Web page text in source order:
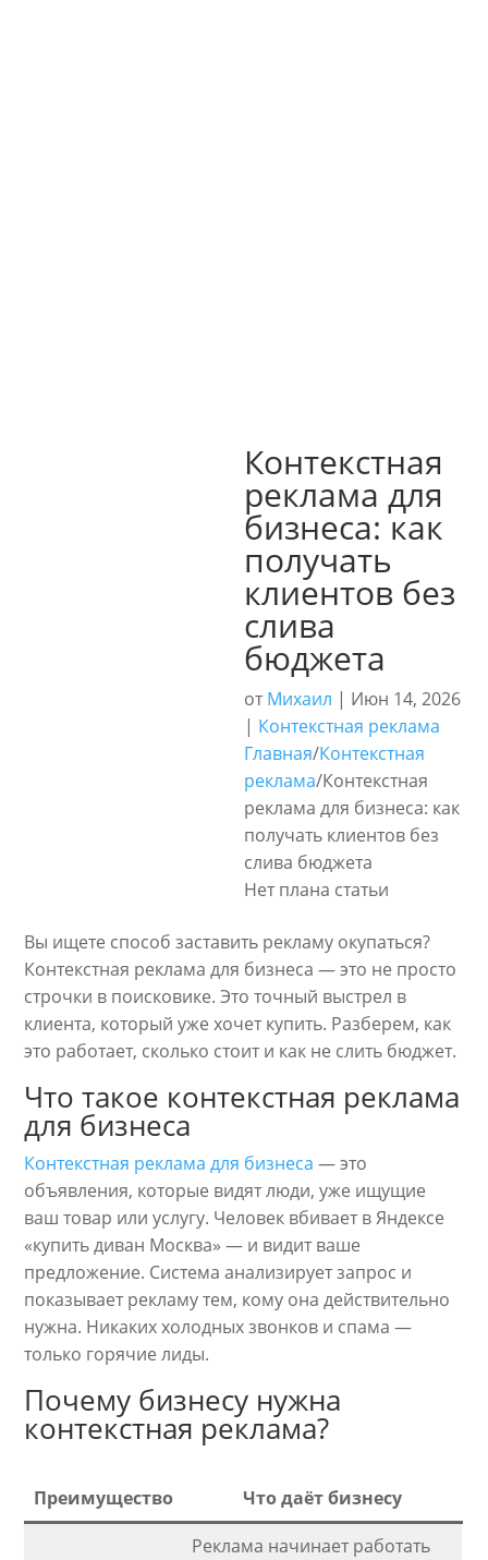
Контекстная
реклама для
бизнеса: как
получать
клиентов без
слива
бюджета
отМихаил | Июн 14, 2026
| Контекстная реклама
Главная/Контекстная
реклама/Контекстная
реклама для бизнеса: как
получать клиентов без
слива бюджета
Нет плана статьи
Вы ищете способ заставить рекламу окупаться?
Контекстная реклама для бизнеса — это не просто
строчки в поисковике. Это точный выстрел в
клиента, который уже хочет купить. Разберем, как
это работает, сколько стоит и как не слить бюджет.
Что такое контекстная реклама
для бизнеса
Контекстная реклама для бизнеса — это
объявления, которые видят люди, уже ищущие
ваш товар или услугу. Человек вбивает в Яндексе
«купить диван Москва» — и видит ваше
предложение. Система анализирует запрос и
показывает рекламу тем, кому она действительно
нужна. Никаких холодных звонков и спама —
только горячие лиды.
Почему бизнесу нужна
контекстная реклама?
Преимущество Что даёт бизнесу
Реклама начинает работать